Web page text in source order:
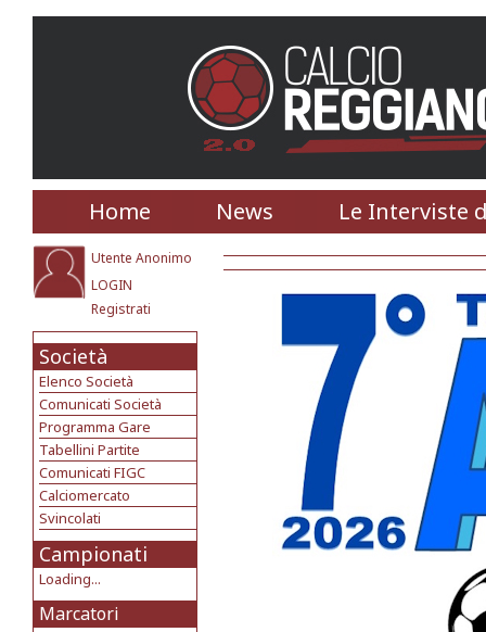
Home News Le Interviste
Utente Anonimo
LOGIN
Registrati
Società
Elenco Società
Comunicati Società
Programma Gare
Tabellini Partite
Comunicati FIGC
Calciomercato
Svincolati
Campionati
Loading...
Marcatori